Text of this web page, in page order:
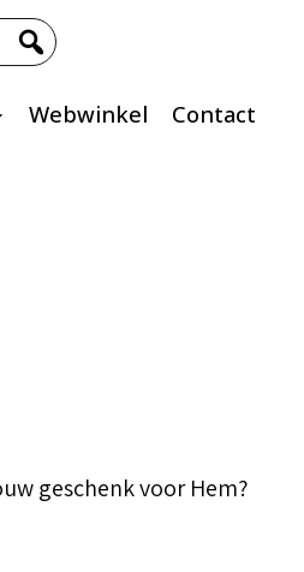
Webwinkel Contact
geschenk voor Hem?